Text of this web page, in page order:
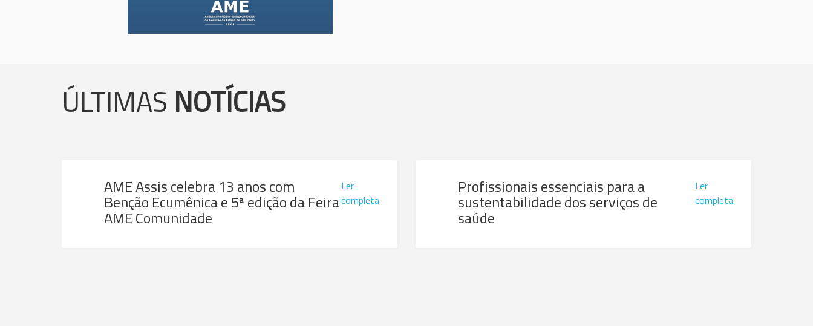
ÚLTIMAS NOTÍCIAS
AME Assis celebra 13 anos com
Benção Ecumênica e 5ª edição da Feira
AME Comunidade
Ler
completa
Profissionais essenciais para a
sustentabilidade dos serviços de
saúde
Ler
completa